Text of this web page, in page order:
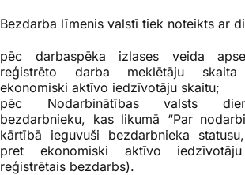
Bezdarba līmenis valstī tiek noteikts ar
pēc darbaspēka izlases veida
reģistrēto darba meklētāju
ekonomiski aktīvo iedzīvotāju skaitu;
pēc Nodarbinātības valsts
bezdarbnieku, kas likumā “Par
kārtībā ieguvuši bezdarbnieka
pret ekonomiski aktīvo
reģistrētais bezdarbs).